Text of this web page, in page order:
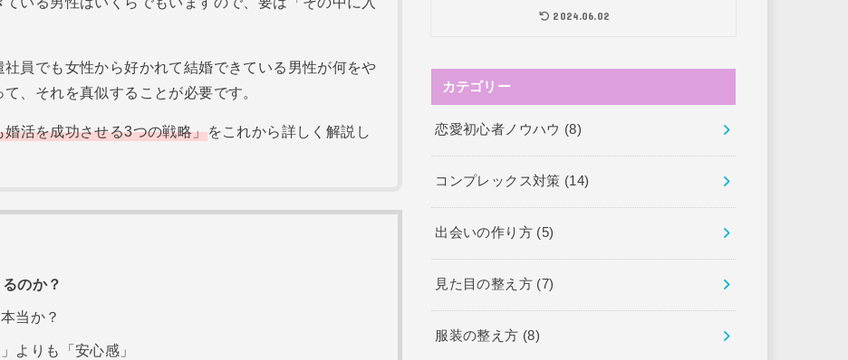
員でも女性から好かれて結婚できている男性が何をや
、それを真似することが必要です。
婚活を成功させる3つの戦略」をこれから詳しく解説し
のか？
当か？
よりも「安心感」
2024.06.02
カテゴリー
恋愛初心者ノウハウ (8)
コンプレックス対策 (14)
出会いの作り方 (5)
見た目の整え方 (7)
服装の整え方 (8)